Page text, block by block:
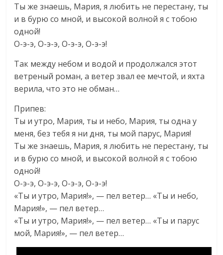
Ты же знаешь, Мария, я любить не перестану, ты
и в бурю со мной, и высокой волной я с тобою
одной!
О-э-э, О-э-э, О-э-э, О-э-э!
Так между небом и водой и продолжался этот
ветреный роман, а ветер звал ее мечтой, и яхта
верила, что это не обман…
Припев:
Ты и утро, Мария, ты и небо, Мария, ты одна у
меня, без тебя я ни дня, ты мой парус, Мария!
Ты же знаешь, Мария, я любить не перестану, ты
и в бурю со мной, и высокой волной я с тобою
одной!
О-э-э, О-э-э, О-э-э, О-э-э!
«Ты и утро, Мария!», — пел ветер… «Ты и небо,
Мария!», — пел ветер…
«Ты и утро, Мария!», — пел ветер… «Ты и парус
мой, Мария!», — пел ветер…